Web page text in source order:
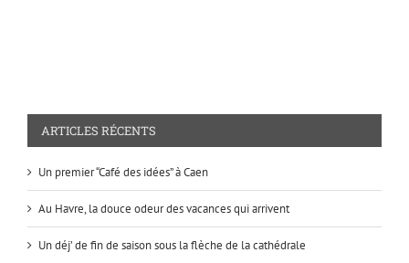
ARTICLES RÉCENTS
Un premier “Café des idées” à Caen
Au Havre, la douce odeur des vacances qui arrivent
Un déj’ de fin de saison sous la flèche de la cathédrale